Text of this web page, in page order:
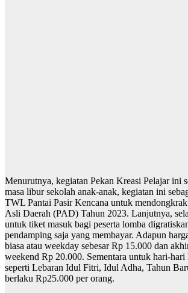
Menurutnya, kegiatan Pekan Kreasi Pelajar ini
masa libur sekolah anak-anak, kegiatan ini
TWL Pantai Pasir Kencana untuk mendongkrak
Asli Daerah (PAD) Tahun 2023. Lanjutnya,
untuk tiket masuk bagi peserta lomba
pendamping saja yang membayar. Adapun
biasa atau weekday sebesar Rp 15.000 dan
weekend Rp 20.000. Sementara untuk hari-
seperti Lebaran Idul Fitri, Idul Adha, Tahun
berlaku Rp25.000 per orang.